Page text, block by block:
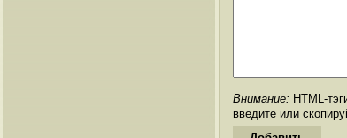
Внимание: HTML-
введите или